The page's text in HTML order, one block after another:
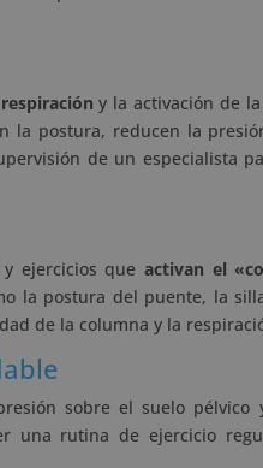
y la activación de
la postura, reducen la
de un especialista
ejercicios que activan el
la postura del puente, la
de la columna y la
sobre el suelo
una rutina de ejercicio